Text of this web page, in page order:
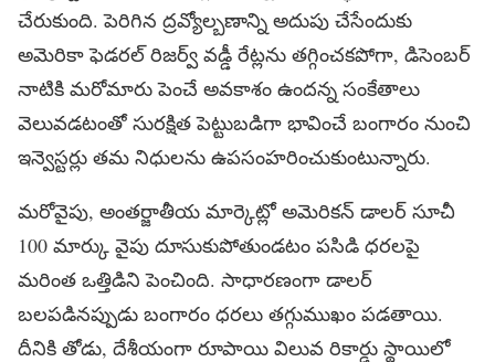
చేరుకుంది. పెరిగిన ద్రవ్యోల్బణాన్ని అదుపు చేసేందుకు
అమెరికా ఫెడరల్ రిజర్వ్ వడ్డీ రేట్లను తగ్గించకపోగా, డిసెంబర్
నాటికి మరోమారు పెంచే అవకాశం ఉందన్న సంకేతాలు
వెలువడటంతో సురక్షిత పెట్టుబడిగా భావించే బంగారం నుంచి
ఇన్వెస్టర్లు తమ నిధులను ఉపసంహరించుకుంటున్నారు.
మరోవైపు, అంతర్జాతీయ మార్కెట్లో అమెరికన్ డాలర్ సూచీ
100 మార్కు వైపు దూసుకుపోతుండటం పసిడి ధరలపై
మరింత ఒత్తిడిని పెంచింది. సాధారణంగా డాలర్
బలపడినప్పుడు బంగారం ధరలు తగ్గుముఖం పడతాయి.
దీనికి తోడు, దేశీయంగా రూపాయి విలువ రికార్డు స్థాయిలో